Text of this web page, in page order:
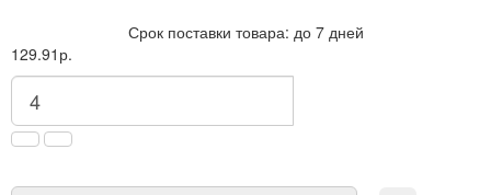
Срок поставки товара: до 7 дней
129.91р.